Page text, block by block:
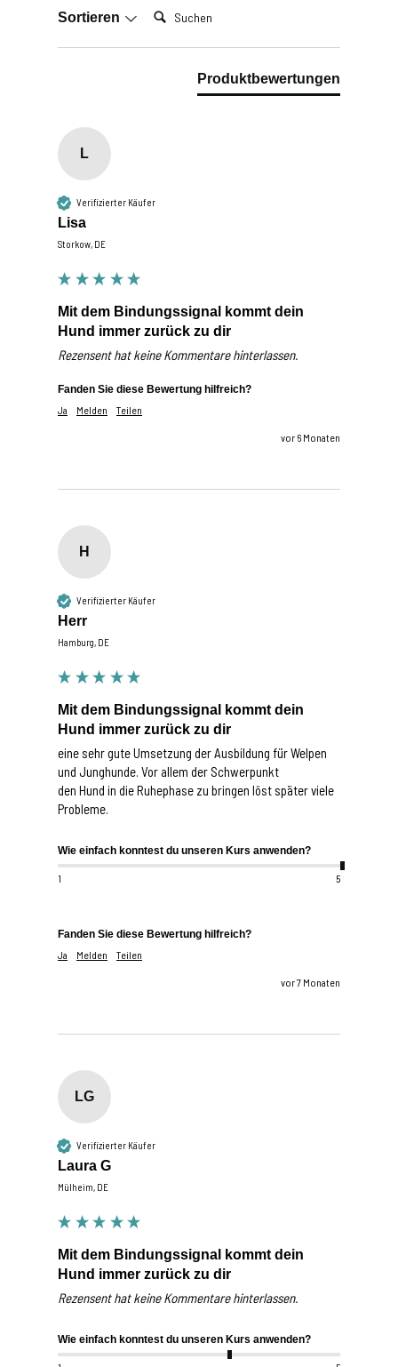
Sortieren Suchen:
Produktbewertungen
L
Verifizierter Käufer
Lisa
Storkow, DE
Mit dem Bindungssignal kommt dein
Hund immer zurück zu dir
Rezensent hat keine Kommentare hinterlassen.
Fanden Sie diese Bewertung hilfreich?
Ja
Melden Teilen
vor 6 Monaten
H
Verifizierter Käufer
Herr
Hamburg, DE
Mit dem Bindungssignal kommt dein
Hund immer zurück zu dir
eine sehr gute Umsetzung der Ausbildung für Welpen
und Junghunde. Vor allem der Schwerpunkt
den Hund in die Ruhephase zu bringen löst später viele
Probleme.
Wie einfach konntest du unseren Kurs anwenden?
1 5
Fanden Sie diese Bewertung hilfreich?
Ja
Melden Teilen
vor 7 Monaten
LG
Verifizierter Käufer
Laura G
Mülheim, DE
Mit dem Bindungssignal kommt dein
Hund immer zurück zu dir
Rezensent hat keine Kommentare hinterlassen.
Wie einfach konntest du unseren Kurs anwenden?